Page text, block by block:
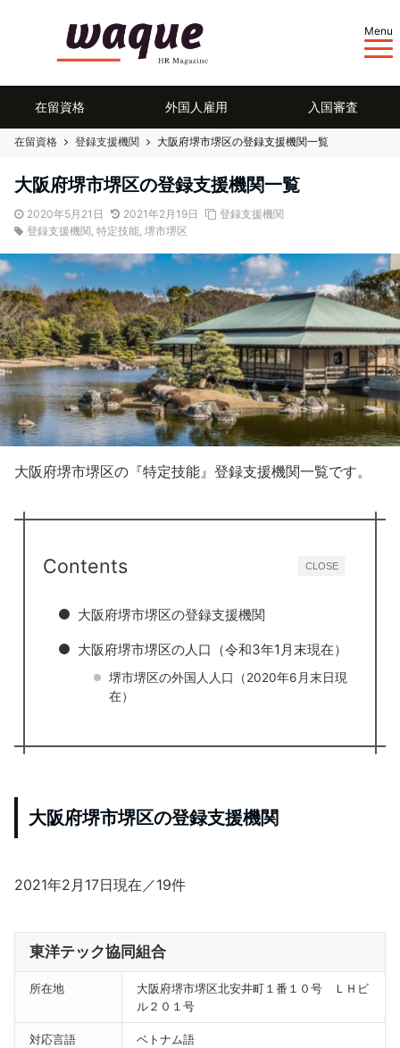
Menu
在留資格 外国人雇用 入国審査
在留資格 登録支援機関 大阪府堺市堺区の登録支援機関一覧
大阪府堺市堺区の登録支援機関一覧
2020年5月21日 2021年2月19日
登録支援機関
登録支援機関, 特定技能, 堺市堺区
大阪府堺市堺区の『特定技能』登録支援機関一覧です。
CLOSE
Contents
大阪府堺市堺区の登録支援機関
大阪府堺市堺区の人口（令和3年1月末現在）
堺市堺区の外国人人口（2020年6月末日現
在）
大阪府堺市堺区の登録支援機関
2021年2月17日現在／19件
東洋テック協同組合
所在地
大阪府堺市堺区北安井町１番１０号 ＬＨビ
ル２０１号
対応言語 ベトナム語